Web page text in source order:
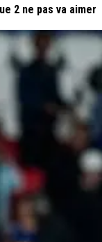
2 ne pas va aimer